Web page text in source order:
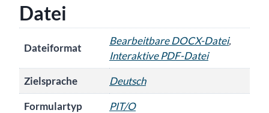
Datei
Dateiformat
Bearbeitbare DOCX-Datei,
Interaktive PDF-Datei
Zielsprache
Deutsch
Formulartyp
PIT/O